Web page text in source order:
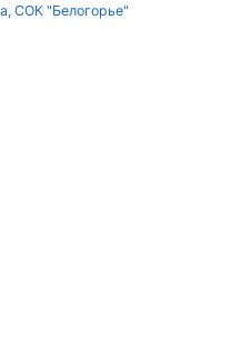
СОК "Белогорье"